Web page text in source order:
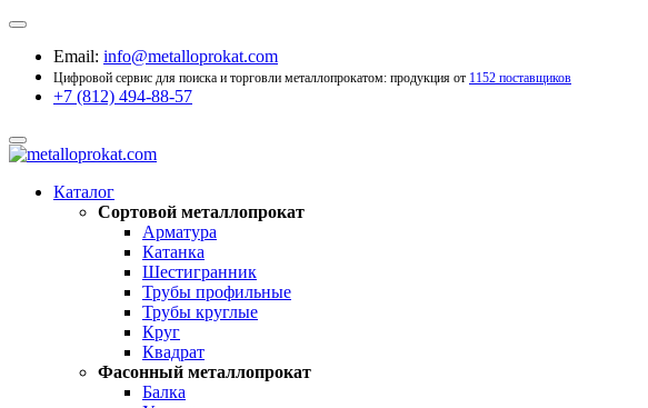
Email: info@metalloprokat.com
Цифровой сервис для поиска и торговли металлопрокатом: продукция от 1152 поставщиков
+7 (812) 494-88-57
Каталог
Сортовой металлопрокат
Арматура
Катанка
Шестигранник
Трубы профильные
Трубы круглые
Круг
Квадрат
Фасонный металлопрокат
Балка